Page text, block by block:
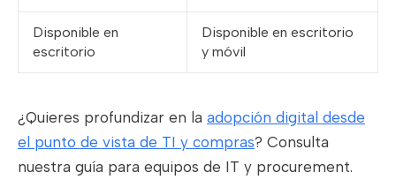
Disponible en
escritorio
Disponible en escritorio
y móvil
¿Quieres profundizar en la adopción digital desde
el punto de vista de TI y compras? Consulta
nuestra guía para equipos de IT y procurement.